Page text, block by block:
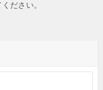
ださい。